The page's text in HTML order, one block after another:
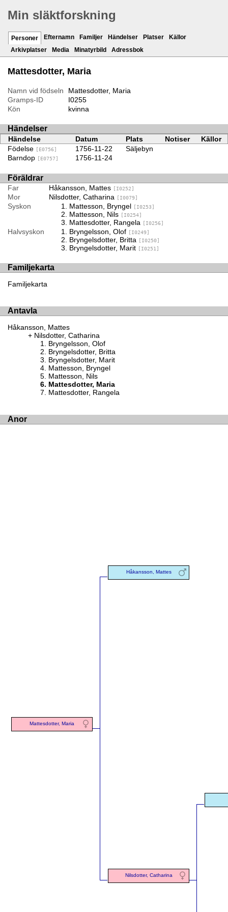
Min släktforskning
Personer Efternamn Familjer Händelser Platser
Källor
Arkivplatser
Media Minatyrbild Adressbok
Mattesdotter, Maria
Namn vid födseln
Mattesdotter, Maria
Gramps-ID
I0255
Kön
kvinna
Händelser
Händelse Datum Plats Notiser
Källor
Födelse
[E0756] 1756-11-22
Säljebyn
Barndop
[E0757] 1756-11-24
Föräldrar
Far Håkansson, Mattes [I0252]
Mor Nilsdotter, Catharina [I0079]
Syskon Mattesson, Bryngel [I0253]
Mattesson, Nils [I0254]
Mattesdotter, Rangela [I0256]
Halvsyskon Bryngelsson, Olof [I0249]
Bryngelsdotter, Britta [I0250]
Bryngelsdotter, Marit [I0251]
Familjekarta
Familjekarta
Antavla
Håkansson, Mattes
Nilsdotter, Catharina
Bryngelsson, Olof
Bryngelsdotter, Britta
Bryngelsdotter, Marit
Mattesson, Bryngel
Mattesson, Nils
Mattesdotter, Maria
Mattesdotter, Rangela
Anor
Mattesdotter, Maria
Håkansson, Mattes
Nilsdotter, Catharina